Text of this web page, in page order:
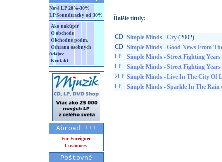
Nové LP 20%-30%
LP Soundtracky od 30%
Ako nakúpiť
O obchode
Obchodné podm.
Ochrana osobných
údajov
Kontakt
Abroad !!!
For Foreigner
Customers
Poštovné
Ďalšie tituly:
CD Simple Minds - Cry(2002)
CD Simple Minds - Good News From
LP
Simple Minds - Street Fighting Years
LP
Simple Minds - Street Fighting Years
2LP Simple Minds - Live In The City Of
LP
Simple Minds - Sparkle In The Rain